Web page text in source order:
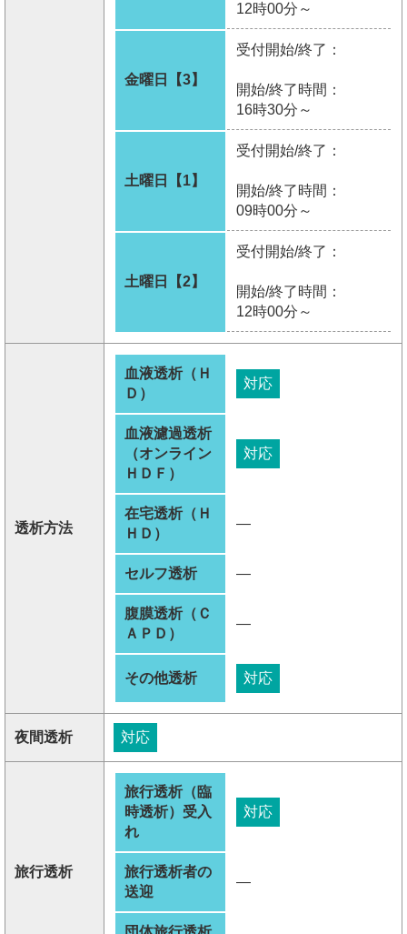
12時00分～
金曜日【3】
受付開始/終了：
開始/終了時間：
16時30分～
土曜日【1】
受付開始/終了：
開始/終了時間：
09時00分～
土曜日【2】
受付開始/終了：
開始/終了時間：
12時00分～
透析方法
血液透析（Ｈ
Ｄ）
対応
血液濾過透析
（オンライン
ＨＤＦ）
対応
在宅透析（Ｈ
ＨＤ）
―
セルフ透析 ―
腹膜透析（Ｃ
ＡＰＤ）
―
その他透析 対応
夜間透析 対応
旅行透析
旅行透析（臨
時透析）受入
れ
対応
旅行透析者の
送迎
―